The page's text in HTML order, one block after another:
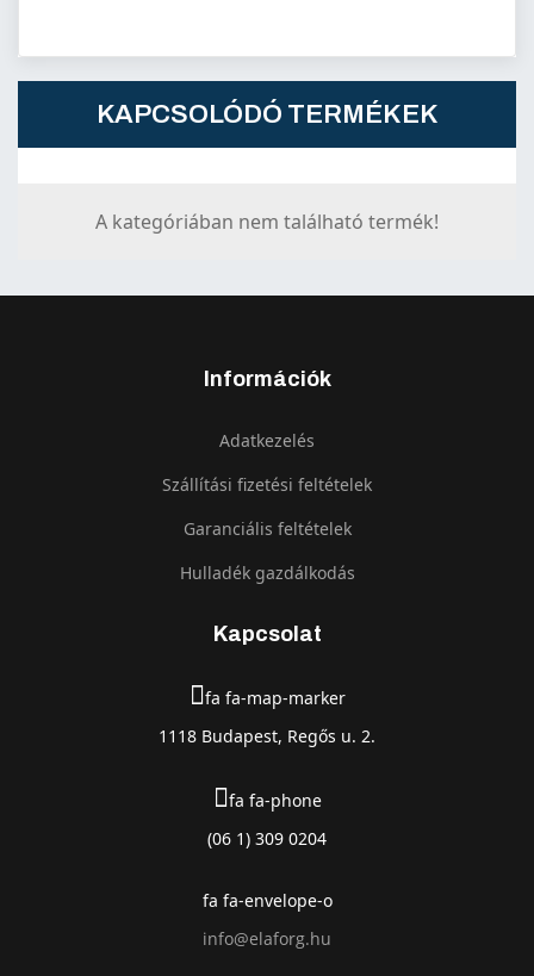
KAPCSOLÓDÓ TERMÉKEK
A kategóriában nem található termék!
Információk
Adatkezelés
Szállítási fizetési feltételek
Garanciális feltételek
Hulladék gazdálkodás
Kapcsolat
fa fa-map-marker
1118 Budapest, Regős u. 2.
fa fa-phone
(06 1) 309 0204
fa fa-envelope-o
info@elaforg.hu